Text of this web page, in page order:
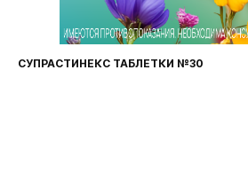
ФАРИНГОСЕПТ ТАБЛЕТКИ №20